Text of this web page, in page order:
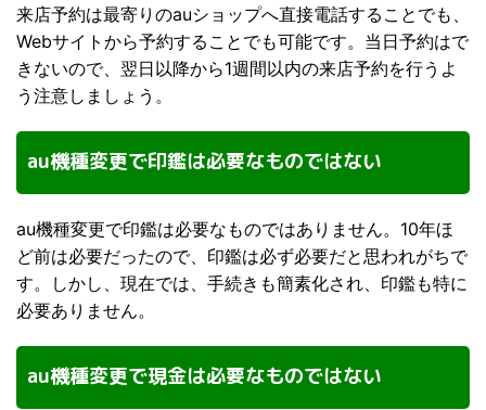
来店予約は最寄りのauショップへ直接電話することでも、
Webサイトから予約することでも可能です。当日予約はで
きないので、翌日以降から1週間以内の来店予約を行うよ
う注意しましょう。
au機種変更で印鑑は必要なものではない
au機種変更で印鑑は必要なものではありません。10年ほ
ど前は必要だったので、印鑑は必ず必要だと思われがちで
す。しかし、現在では、手続きも簡素化され、印鑑も特に
必要ありません。
au機種変更で現金は必要なものではない